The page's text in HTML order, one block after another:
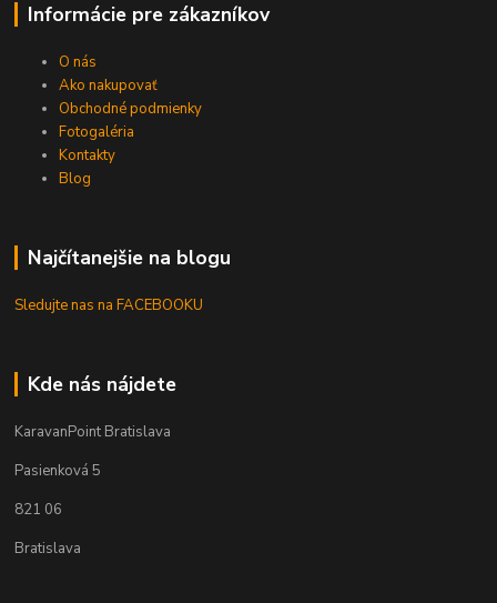
Informácie pre zákazníkov
O nás
Ako nakupovať
Obchodné podmienky
Fotogaléria
Kontakty
Blog
Najčítanejšie na blogu
Sledujte nas na FACEBOOKU
Kde nás nájdete
KaravanPoint Bratislava
Pasienková 5
821 06
Bratislava